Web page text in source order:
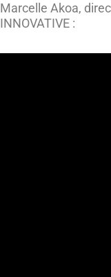
Marcelle Akoa,
INNOVATIVE :